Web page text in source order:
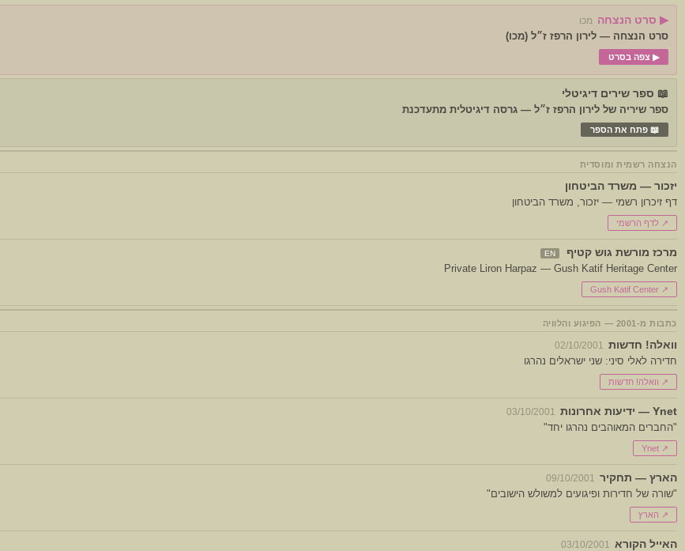
▶ סרט הנצחה מכו
סרט הנצחה — לירון הרפז ז״ל (מכו)
▶ צפה בסרט
📖 ספר שירים דיגיטלי
ספר שיריה של לירון הרפז ז״ל — גרסה דיגיטלית מתעדכנת
📖 פתח את הספר
הנצחה רשמית ומוסדית
יזכור — משרד הביטחון
דף זיכרון רשמי — יזכור, משרד הביטחון
↗ לדף הרשמי
מרכז מורשת גוש קטיף EN
Private Liron Harpaz — Gush Katif Heritage Center
↗ Gush Katif Center
כתבות מ-2001 — הפיגוע והלוויה
וואלה! חדשות 02/10/2001
חדירה לאלי סיני: שני ישראלים נהרגו
↗ וואלה! חדשות
Ynet — ידיעות אחרונות 03/10/2001
"החברים המאוהבים נהרגו יחד"
↗ Ynet
הארץ — תחקיר 09/10/2001
"שורה של חדירות ופיגועים למשולש הישובים"
↗ הארץ
האייל הקורא 03/10/2001